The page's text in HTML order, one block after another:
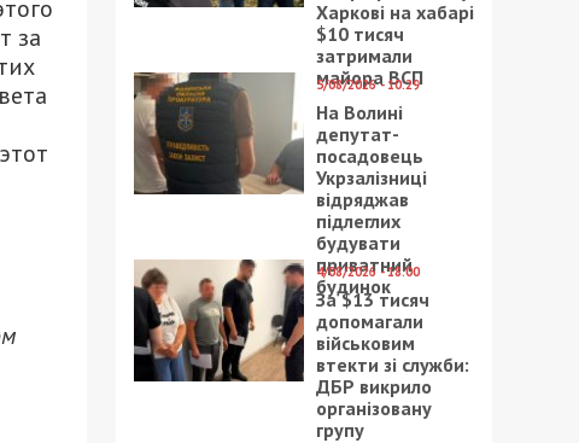
за
Харкові на хабарі
$10 тисяч
затримали
майора ВСП
5/08/2026 - 10:29
На Волині
депутат-
посадовець
Укрзалізниці
відряджав
підлеглих
будувати
приватний
будинок
4/08/2026 - 18:00
За $13 тисяч
допомагали
військовим
втекти зі служби:
ДБР викрило
організовану
групу